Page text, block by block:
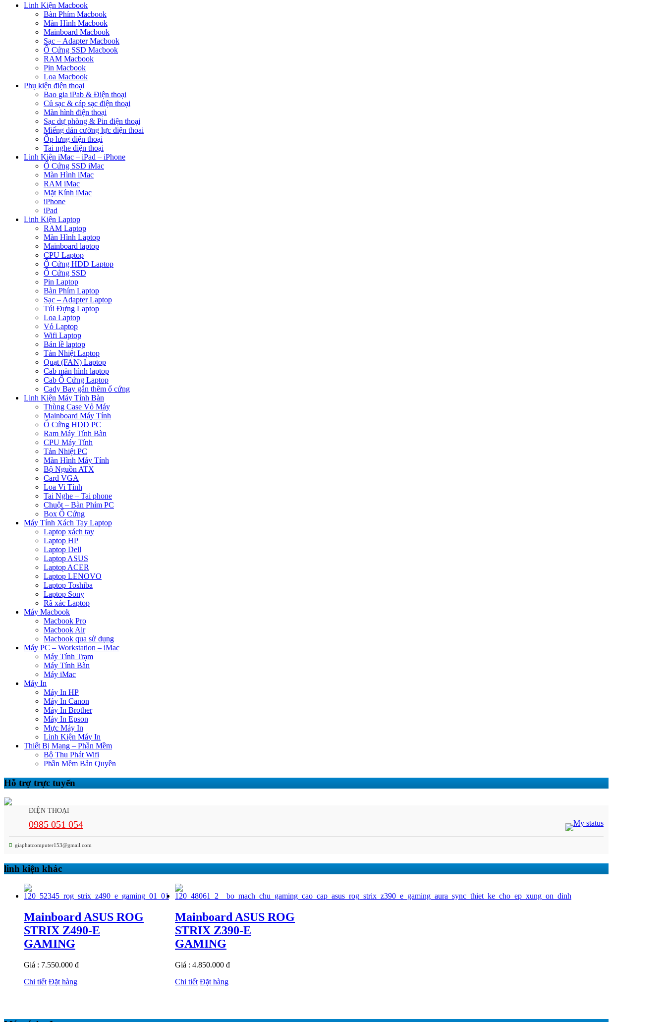
Linh Kiện Macbook
Bàn Phím Macbook
Màn Hình Macbook
Mainboard Macbook
Sạc – Adapter Macbook
Ổ Cứng SSD Macbook
RAM Macbook
Pin Macbook
Loa Macbook
Phụ kiện điện thoại
Bao gia iPab & Điện thoại
Củ sạc & cáp sạc điện thoại
Màn hình điện thoại
Sạc dự phòng & Pin điện thoại
Miếng dán cường lực điện thoai
Ốp lưng điện thoại
Tai nghe điện thoại
Linh Kiện iMac – iPad – iPhone
Ổ Cứng SSD iMac
Màn Hình iMac
RAM iMac
Mặt Kính iMac
iPhone
iPad
Linh Kiện Laptop
RAM Laptop
Màn Hình Laptop
Mainboard laptop
CPU Laptop
Ổ Cứng HDD Laptop
Ổ Cứng SSD
Pin Laptop
Bàn Phím Laptop
Sạc – Adapter Laptop
Túi Đựng Laptop
Loa Laptop
Vỏ Laptop
Wifi Laptop
Bản lề laptop
Tản Nhiệt Laptop
Quạt (FAN) Laptop
Cab màn hình laptop
Cab Ổ Cứng Laptop
Cady Bay gắn thêm ổ cứng
Linh Kiện Máy Tính Bàn
Thùng Case Vỏ Máy
Mainboard Máy Tính
Ổ Cứng HDD PC
Ram Máy Tính Bàn
CPU Máy Tính
Tản Nhiệt PC
Màn Hình Máy Tính
Bộ Nguồn ATX
Card VGA
Loa Vi Tính
Tai Nghe – Tai phone
Chuột – Bàn Phím PC
Box Ổ Cứng
Máy Tính Xách Tay Laptop
Laptop xách tay
Laptop HP
Laptop Dell
Laptop ASUS
Laptop ACER
Laptop LENOVO
Laptop Toshiba
Laptop Sony
Rã xác Laptop
Máy Macbook
Macbook Pro
Macbook Air
Macbook qua sử dụng
Máy PC – Workstation – iMac
Máy Tính Trạm
Máy Tính Bàn
Máy iMac
Máy In
Máy In HP
Máy In Canon
Máy In Brother
Máy In Epson
Mực Máy In
Linh Kiện Máy In
Thiết Bị Mạng – Phần Mềm
Bộ Thu Phát Wifi
Phần Mềm Bản Quyền
Hỗ trợ trực tuyến
ĐIỆN THOẠI
0985 051 054
giaphatcomputer153@gmail.com
linh kiện khác
Mainboard ASUS ROG
STRIX Z490-E
GAMING
Giá : 7.550.000 đ
Chi tiết Đặt hàng
Mainboard ASUS ROG
STRIX Z390-E
GAMING
Giá : 4.850.000 đ
Chi tiết Đặt hàng